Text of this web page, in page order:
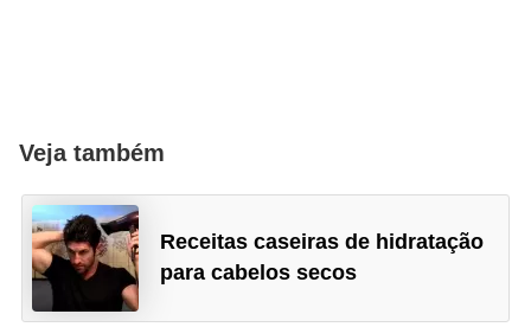
Veja também
Receitas caseiras de hidratação
para cabelos secos